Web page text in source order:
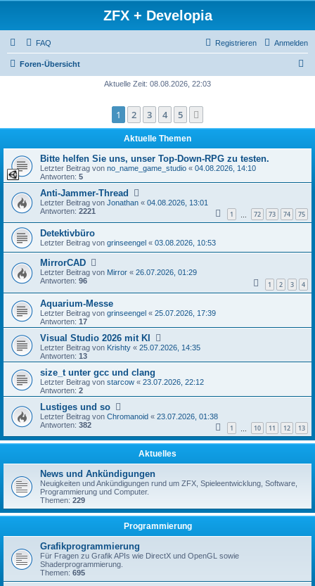
ZFX + Developia
FAQ Anmelden
Registrieren
Foren-Übersicht
e
Aktuelle Zeit: 08.08.2026, 22:03
1 2 3 4 5
Aktuelle Themen
Bitte helfen Sie uns, unser Top-Down-RPG zu testen.
Letzter Beitrag von no_name_game_studio « 04.08.2026, 14:10
Antworten: 5
Anti-Jammer-Thread
Letzter Beitrag von Jonathan « 04.08.2026, 13:01
Antworten: 2221 1 72 73 74 75
Detektivbüro
Letzter Beitrag von grinseengel « 03.08.2026, 10:53
MirrorCAD
Letzter Beitrag von Mirror « 26.07.2026, 01:29
Antworten: 96 1 2 3 4
Aquarium-Messe
Letzter Beitrag von grinseengel « 25.07.2026, 17:39
Antworten: 17
Visual Studio 2026 mit KI
Letzter Beitrag von Krishty « 25.07.2026, 14:35
Antworten: 13
size_t unter gcc und clang
Letzter Beitrag von starcow « 23.07.2026, 22:12
Antworten: 2
Lustiges und so
Letzter Beitrag von Chromanoid « 23.07.2026, 01:38
Antworten: 382 1 10 11 12 13
Aktuelles
News und Ankündigungen
Neuigkeiten und Ankündigungen rund um ZFX, Spieleentwicklung, Software,
Programmierung und Computer.
Themen: 229
Programmierung
Grafikprogrammierung
Für Fragen zu Grafik APIs wie DirectX und OpenGL sowie
Shaderprogrammierung.
Themen: 695